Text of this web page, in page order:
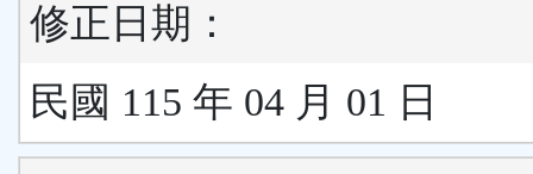
修正日期：
民國 115 年 04 月 01 日